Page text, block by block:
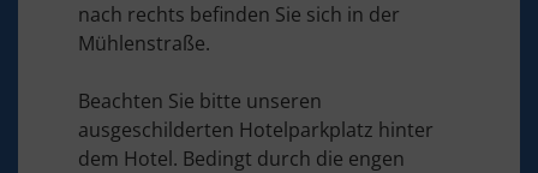
nach rechts befinden Sie sich in der
Mühlenstraße.
Beachten Sie bitte unseren
ausgeschilderten Hotelparkplatz hinter
dem Hotel. Bedingt durch die engen